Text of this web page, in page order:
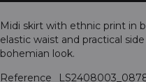
Midi skirt with ethnic print in
elastic waist and practical
bohemian look.
Reference